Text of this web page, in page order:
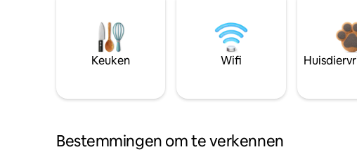
Keuken Wifi
Bestemmingen om te verkennen